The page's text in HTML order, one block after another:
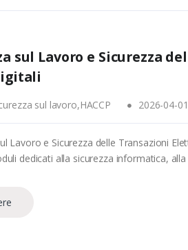
sul Lavoro e Sicurezza
sul lavoro,HACCP 2026-04-
Lavoro e Sicurezza delle Transazioni
dedicati alla sicurezza informatica,